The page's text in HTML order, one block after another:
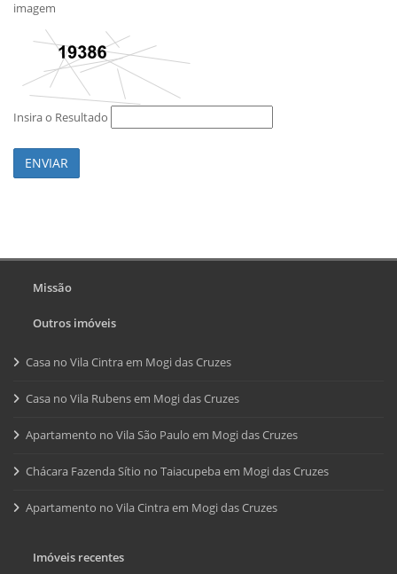
imagem
Insira o Resultado
ENVIAR
Missão
Outros imóveis
Casa no Vila Cintra em Mogi das Cruzes
Casa no Vila Rubens em Mogi das Cruzes
Apartamento no Vila São Paulo em Mogi das Cruzes
Chácara Fazenda Sítio no Taiacupeba em Mogi das Cruzes
Apartamento no Vila Cintra em Mogi das Cruzes
Imóveis recentes